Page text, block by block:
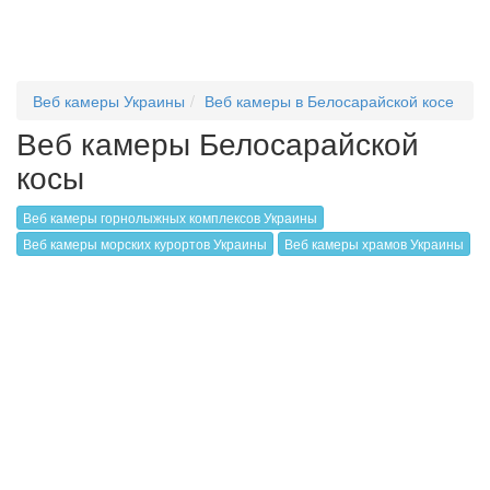
Веб камеры Украины Веб камеры в Белосарайской косе
Веб камеры Белосарайской
косы
Веб камеры горнолыжных комплексов Украины
Веб камеры морских курортов Украины
Веб камеры храмов Украины